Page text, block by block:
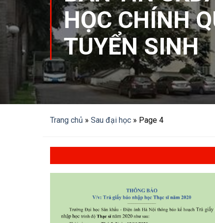
HỌC CHÍNH
TUYỂN SINH
Trang chủ » Sau đại học » Page 4